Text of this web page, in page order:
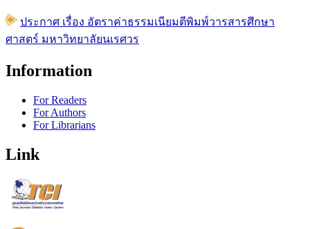
ประกาศ เรื่อง อัตราค่าธรรมเนียมตีพิมพ์วารสารศึกษา
ศาสตร์ มหาวิทยาลัยนเรศวร
Information
For Readers
For Authors
For Librarians
Link